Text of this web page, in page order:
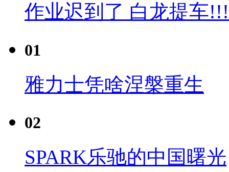
作业迟到了 白龙提车
01
雅力士凭啥涅槃重生
02
SPARK乐驰的中国曙光